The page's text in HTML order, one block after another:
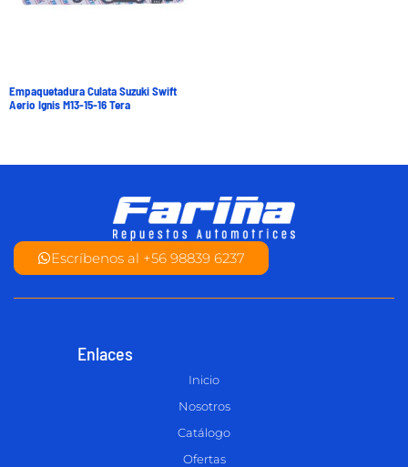
Empaquetadura Culata Suzuki Swift
Aerio Ignis M13-15-16 Tera
Escríbenos al +56 98839 6237
Enlaces
Inicio
Nosotros
Catálogo
Ofertas